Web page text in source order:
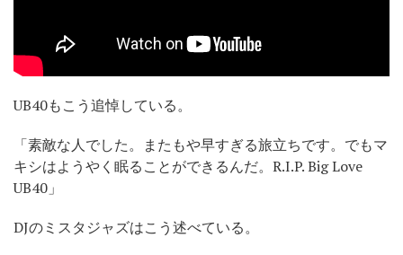
UB40もこう追悼している。
「素敵な人でした。またもや早すぎる旅立ちです。でもマ
キシはようやく眠ることができるんだ。R.I.P. Big Love
UB40」
DJのミスタジャズはこう述べている。